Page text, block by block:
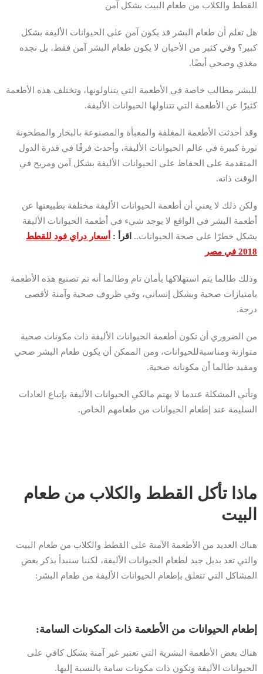
القطط والكلاب من طعام البيت بشكل آمن
هل تعلم أن طعام البشر قد يكون آمن على الحيوانات الأليفة بشكل
كبير؟ وفي كثير من الأحيان لا يكون طعام البشر آمن فقط، بل نجده
مغذي وصحي أيضًا.
للبشر مطالب خاصة في الأطعمة التي يتناولونها، وتختلف هذه الأطعمة
كثيرًا عن الأطعمة التي تتناولها الحيوانات الأليفة.
وقد أحدثت الأطعمة المغلفة والمعبأة والمصنوعة بالبخار والمطحونة
ثورة كبيرة في عالم الحيوانات الأليفة، وأحدث فرقًا في قدرة الدول
المتقدمة على الحفاظ على الحيوانات الأليفة بشكل آمن ومريح في
الوقت ذاته.
ولكن ذلك لا يعني أن أطعمة الحيوانات الأليفة مختلفة بطبيعتها عن
أطعمة البشر في الواقع لا يوجد شيء في أطعمة الحيوانات الأليفة
يشكل خطرًا على صحة الحيوانات.. اقرأ :
أسعار دراي فود للقطط
2018 في مصر
وذلك طالما يتم استهلاكها بأمان تام وطالما أنه تم تصنيع هذه الأطعمة
بامتيازات صحية وبشكل إنساني، وفي ظروف صحية وآمنة لأقصى
درجة.
من الضروري أن تكون أطعمة الحيوانات الأليفة ذات مكونات صحية
متوازنة ومناسبةللحيوانات، ومن الممكن أن يكون طعام البشر صحي
ومفيد طالما أن مكوناته صحية.
وتأتي المشكلة عندما لا يهتم مالكي الحيوانات الأليفة بإتباع العادات
السليمة عند إطعام الحيوانات من طعامهم الخاص.
ماذا تأكل القطط والكلاب من طعام
البيت
هناك العديد من الأطعمة الآمنة على القطط والكلاب من طعام البيت
والتي تعد بديل جيد لطعام الحيوانات الأليفة، لكننا سنبدأ بذكر بعض
المشاكل التي تتعلق بإطعام الحيوانات الأليفة من طعام البشر:
إطعام الحيوانات من الأطعمة ذات المكونات السامة:
هناك بعض الأطعمة البشرية التي تعتبر غير آمنة بشكل كافي على
الحيوانات الأليفة وتكون ذات مكونات سامة بالنسبة إليها.